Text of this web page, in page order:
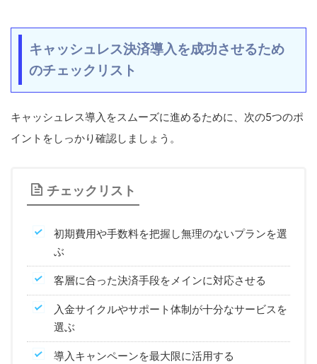
キャッシュレス決済導入を成功させるため
のチェックリスト
キャッシュレス導入をスムーズに進めるために、次の5つのポ
イントをしっかり確認しましょう。
チェックリスト
初期費用や手数料を把握し無理のないプランを選
ぶ
客層に合った決済手段をメインに対応させる
入金サイクルやサポート体制が十分なサービスを
選ぶ
導入キャンペーンを最大限に活用する